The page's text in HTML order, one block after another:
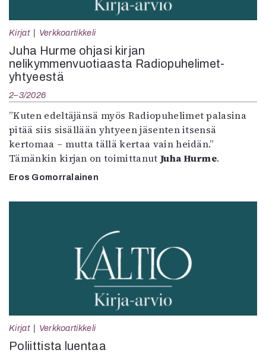
Kirjat Verkkoartikkeli
Juha Hurme ohjasi kirjan
nelikymmenvuotiaasta Radiopuhelimet-
yhtyeestä
2–3/2026
”Kuten edeltäjänsä myös Radiopuhelimet palasina
pitää siis sisällään yhtyeen jäsenten itsensä
kertomaa – mutta tällä kertaa vain heidän.”
Tämänkin kirjan on toimittanut Juha Hurme.
Eros Gomorralainen
Kirjat Verkkoartikkeli
Poliittista luentaa